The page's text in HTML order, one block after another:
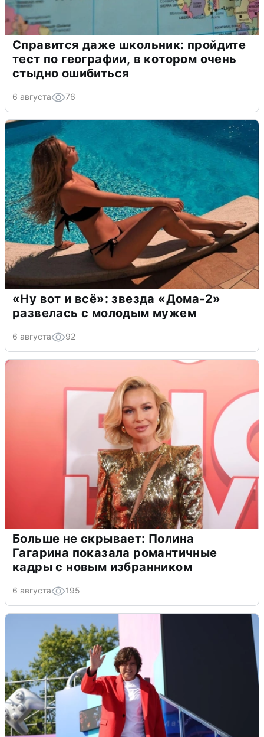
Справится даже школьник: пройдите
тест по географии, в котором очень
стыдно ошибиться
6 августа 76
«Ну вот и всё»: звезда «Дома-2»
развелась с молодым мужем
6 августа 92
Больше не скрывает: Полина
Гагарина показала романтичные
кадры с новым избранником
6 августа 195